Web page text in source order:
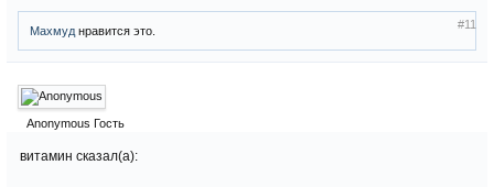
#11
Махмуд нравится это.
Anonymous Гость
витамин сказал(а):